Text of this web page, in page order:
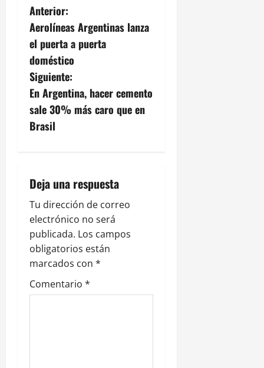
N
a
v
e
g
a
i
ó
n
d
e
Anterior:
Aerolíneas Argentinas lanza
el puerta a puerta
doméstico
Siguiente:
En Argentina, hacer cemento
sale 30% más caro que en
Brasil
Deja una respuesta
Tu dirección de correo
electrónico no será
publicada. Los campos
obligatorios están
marcados con *
Comentario *